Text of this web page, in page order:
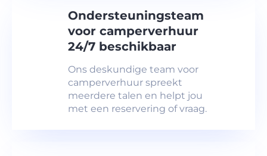
Ondersteuningsteam
voor camperverhuur
24/7 beschikbaar
Ons deskundige team voor
camperverhuur spreekt
meerdere talen en helpt jou
met een reservering of vraag.